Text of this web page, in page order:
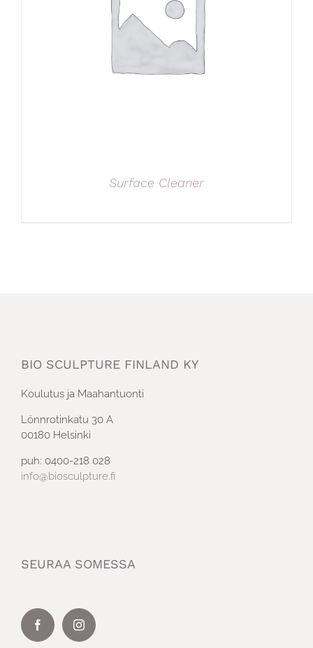
Surface Cleaner
BIO SCULPTURE FINLAND KY
Koulutus ja Maahantuonti
Lönnrotinkatu 30 A
00180 Helsinki
puh: 0400-218 028
info@biosculpture.fi
SEURAA SOMESSA